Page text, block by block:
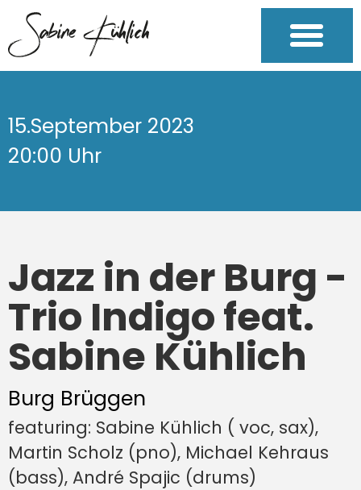
15.September 2023
20:00 Uhr
Jazz in der Burg -
Trio Indigo feat.
Sabine Kühlich
Burg Brüggen
featuring: Sabine Kühlich ( voc, sax),
Martin Scholz (pno), Michael Kehraus
(bass), André Spajic (drums)